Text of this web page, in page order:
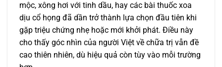
mộc, xông hơi với tinh dầu, hay các bài thuốc xoa
dịu cổ họng đã dần trở thành lựa chọn đầu tiên khi
gặp triệu chứng nhẹ hoặc mới khởi phát. Điều này
cho thấy góc nhìn của người Việt về chữa trị vẫn đề
cao thiên nhiên, dù hiệu quả còn tùy vào mỗi trường